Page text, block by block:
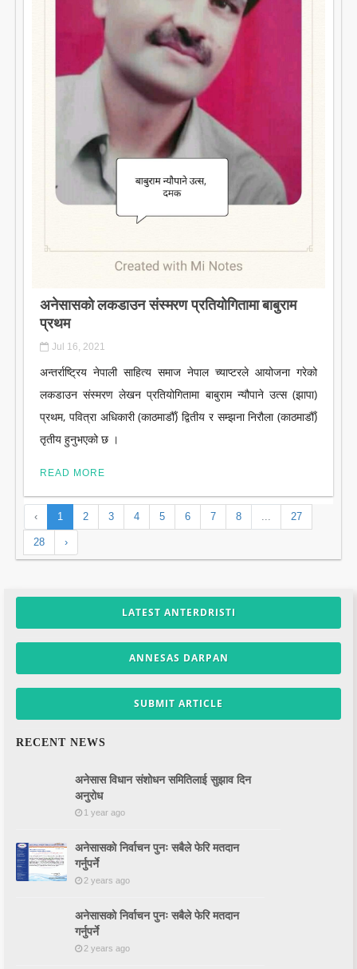
अनेसासकाे लकडाउन संस्मरण प्रतियोगितामा बाबुराम
प्रथम
Jul 16, 2021
अन्तर्राष्ट्रिय नेपाली साहित्य समाज नेपाल च्याप्टरले आयोजना गरेको
लकडाउन संस्मरण लेखन प्रतियोगितामा बाबुराम न्यौपाने उत्स (झापा)
प्रथम, पवित्रा अधिकारी (काठमाडौँ) द्वितीय र सम्झना निरौला (काठमाडौँ)
तृतीय हुनुभएको छ ।
READ MORE
‹ 1 2 3 4 5 6 7 8 ... 27
28 ›
LATEST ANTERDRISTI
ANNESAS DARPAN
SUBMIT ARTICLE
RECENT NEWS
अनेसास विधान संशोधन समितिलाई सुझाव दिन
अनुरोध
1 year ago
अनेसासको निर्वाचन पुनः सबैले फेरि मतदान
गर्नुपर्ने
2 years ago
अनेसासको निर्वाचन पुनः सबैले फेरि मतदान
गर्नुपर्ने
2 years ago